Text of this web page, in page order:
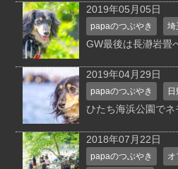
2019年05月05日
papaのつぶやき 埼
GW最後は長瀞岩畳
2019年04月29日
papaのつぶやき
ひたち海浜公園でネ
2018年07月22日
papaのつぶやき オ